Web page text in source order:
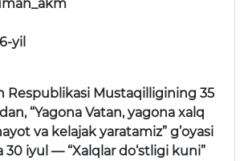
yil
Respublikasi Mustaqilligining 35
“Yagona Vatan, yagona xalq
va kelajak yaratamiz” g’oyasi
30 iyul — “Xalqlar do‘stligi kuni”